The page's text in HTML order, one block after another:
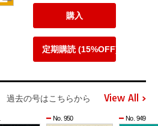
購入
定期購読 (15%OFF)
過去の号はこちらから View All
No. 950 No. 949